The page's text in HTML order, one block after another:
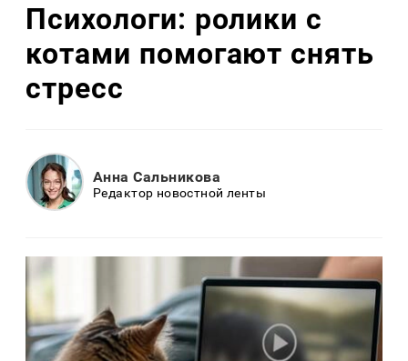
Психологи: ролики с
котами помогают снять
стресс
Анна Сальникова
Редактор новостной ленты